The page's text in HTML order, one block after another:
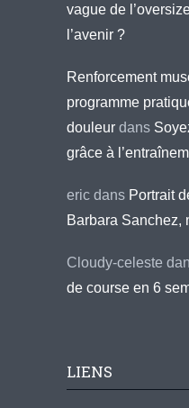
vague de
l’avenir ?
Renforcement
programme
douleur dans
grâce à
eric dans Portrait
Barbara Sanchez,
Cloudy-celeste
de course en 6
LIENS